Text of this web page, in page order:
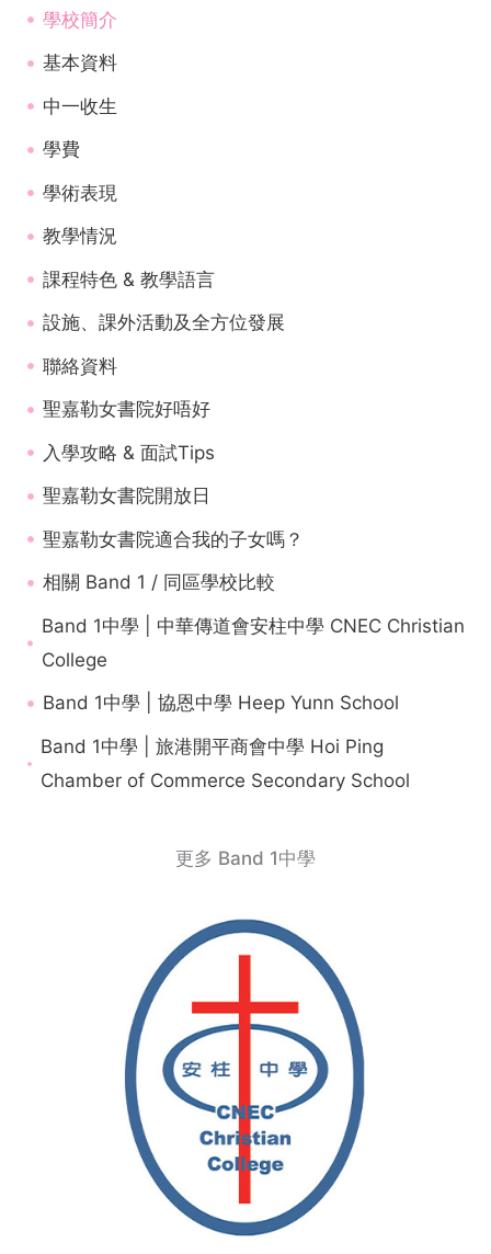
學校簡介
基本資料
中一收生
學費
學術表現
教學情況
課程特色 & 教學語言
設施、課外活動及全方位發展
聯絡資料
聖嘉勒女書院好唔好
入學攻略 & 面試Tips
聖嘉勒女書院開放日
聖嘉勒女書院適合我的子女嗎？
相關 Band 1 / 同區學校比較
Band 1中學 | 中華傳道會安柱中學 CNEC Christian
College
Band 1中學 | 協恩中學 Heep Yunn School
Band 1中學 | 旅港開平商會中學 Hoi Ping
Chamber of Commerce Secondary School
更多 Band 1中學